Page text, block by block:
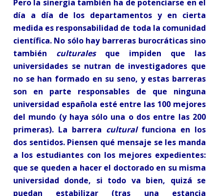
Pero la sinergia también ha de potenciarse en el
día a día de los departamentos y en cierta
medida es responsabilidad de toda la comunidad
científica. No sólo hay barreras burocráticas sino
también culturalesque impiden que las
universidades se nutran de investigadores que
no se han formado en su seno, y estas barreras
son en parte responsables de que ninguna
universidad española esté entre las 100 mejores
del mundo (y haya sólo una o dos entre las 200
primeras). La barrera culturalfunciona en los
dos sentidos. Piensen qué mensaje se les manda
a los estudiantes con los mejores expedientes:
que se queden a hacer el doctorado en su misma
universidad donde, si todo va bien, quizá se
puedan estabilizar (tras una estancia